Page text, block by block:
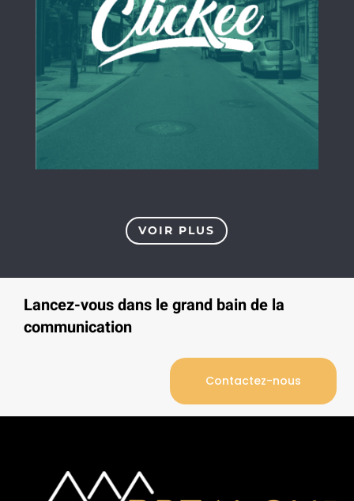
VOIR PLUS
Lancez-vous dans le grand bain de la
communication
Contactez-nous